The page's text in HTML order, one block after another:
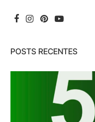
POSTS RECENTES